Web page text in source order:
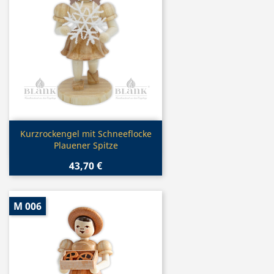
Vorschau
Kurzrockengel mit Schneeflocke
Plauener Spitze
43,70 €
M 006